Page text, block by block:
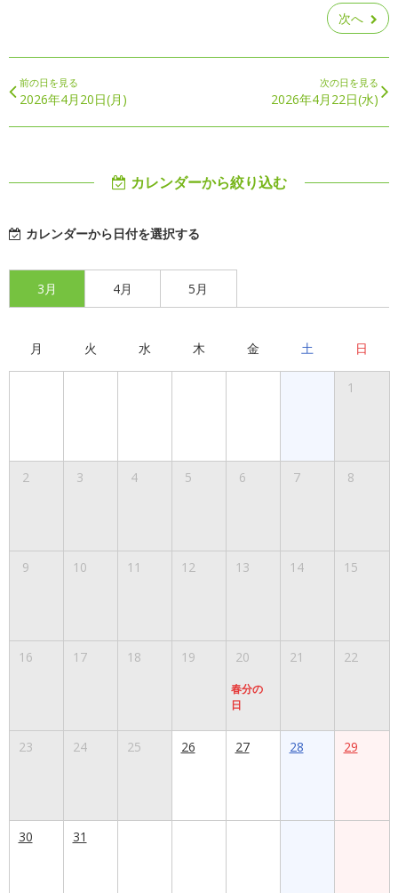
次へ
前の日を見る
2026年4月20日(月)
次の日を見る
2026年4月22日(水)
カレンダーから絞り込む
カレンダーから日付を選択する
3月 4月 5月
月 火 水 木 金 土 日
1
2 3 4 5 6 7 8
9 10 11 12 13 14 15
16 17 18 19 20
春分の
日
21 22
23 24 25 26 27 28 29
30 31